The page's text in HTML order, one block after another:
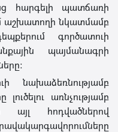
հարգելի պատճառի
աշխատողի նկատմամբ
գործատուի
պայմանագրի
նախաձեռնությամբ
առնչությամբ
այլ հոդվածներով